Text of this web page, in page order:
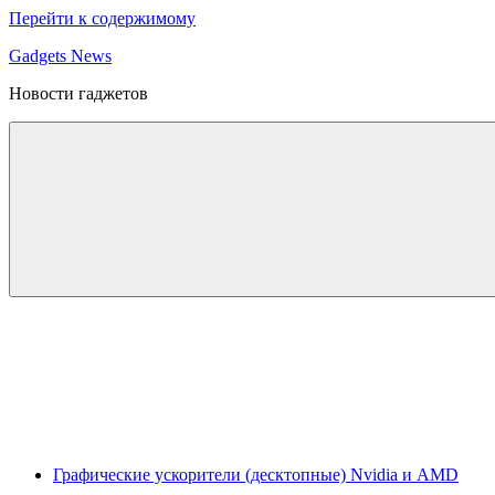
Перейти к содержимому
Gadgets News
Новости гаджетов
Графические ускорители (десктопные) Nvidia и AMD